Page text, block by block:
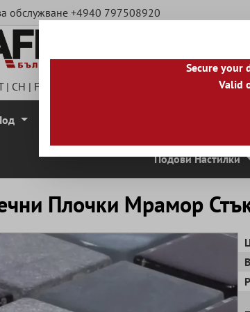
обслужване +4940 797508920
| CH | FR |ES|
Подови Настилки
Плочки Мрамор
Secure your
Valid